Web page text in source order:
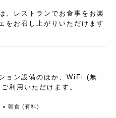
、レストランでお食事をお楽
をお召し上がりいただけます
ョン設備のほか、WiFi (無
利用いただけます。
朝食 (有料)